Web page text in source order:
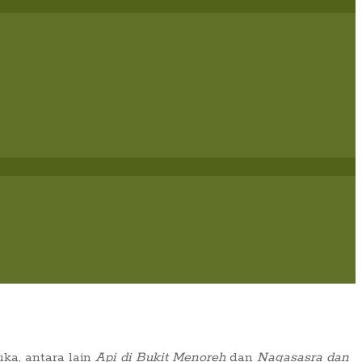
antara lain Api di Bukit Menorehdan Nagasasra dan